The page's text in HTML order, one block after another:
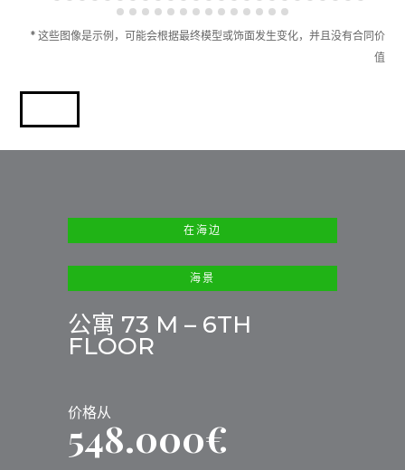
* 这些图像是示例，可能会根据最终模型或饰面发生变化，并且没有合同价
值
在海边
海景
公寓 73 M – 6TH
FLOOR
价格从
548.000€